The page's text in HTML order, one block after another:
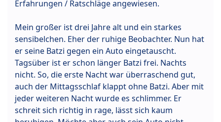
Erfahrungen / Ratschläge angewiesen.
Mein großer ist drei Jahre alt und ein starkes
sensibelchen. Eher der ruhige Beobachter. Nun hat
er seine Batzi gegen ein Auto eingetauscht.
Tagsüber ist er schon länger Batzi frei. Nachts
nicht. So, die erste Nacht war überraschend gut,
auch der Mittagsschlaf klappt ohne Batzi. Aber mit
jeder weiteren Nacht wurde es schlimmer. Er
schreit sich richtig in rage, lässt sich kaum